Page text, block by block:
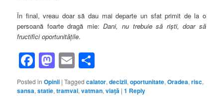
În final, vreau doar să dau mai departe un sfat primit de la o
persoană foarte dragă mie:Dani, nu trebuie să rişti, doar să
fructifici oportunităţile.
Facebook
Mastodon
Email
Posted in Opinii |Tagged calator,decizii,oportunitate,Oradea,risc,
sansa,statie,tramvai,vatman,viaţă |1 Reply